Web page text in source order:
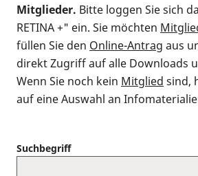
Mitglieder. Bitte loggen Sie sich
RETINA +" ein. Sie möchten
füllen Sie den Online-Antrag aus
direkt Zugriff auf alle Downloads
Wenn Sie noch kein Mitglied sind,
auf eine Auswahl an
Suchbegriff